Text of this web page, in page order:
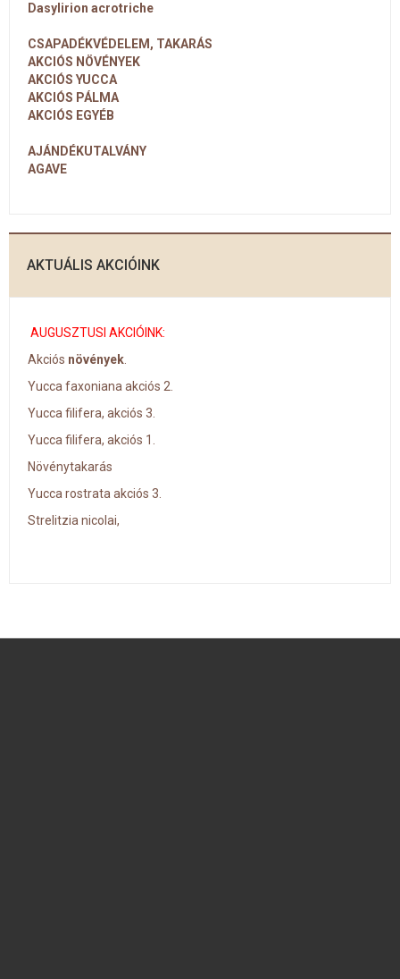
Dasylirion acrotriche
CSAPADÉKVÉDELEM, TAKARÁS
AKCIÓS NÖVÉNYEK
AKCIÓS YUCCA
AKCIÓS PÁLMA
AKCIÓS EGYÉB
AJÁNDÉKUTALVÁNY
AGAVE
AKTUÁLIS AKCIÓINK
AUGUSZTUSI AKCIÓINK:
Akciós növények
Yucca faxoniana akciós 2.
Yucca filifera, akciós 3.
Yucca filifera, akciós 1.
Növénytakarás
Yucca rostrata akciós 3.
Strelitzia nicolai,